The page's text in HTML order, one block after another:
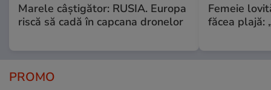
Marele câștigător: RUSIA. Europa
riscă să cadă în capcana dronelor
Femeie
făcea plajă:
PROMO